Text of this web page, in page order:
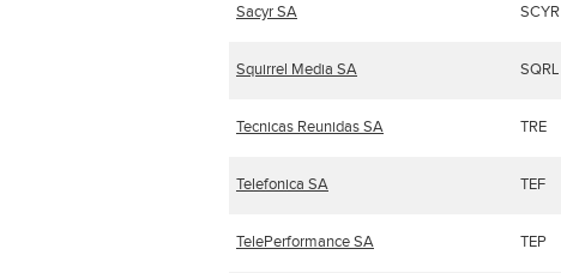
Sacyr SA SCYR
Squirrel Media SA SQRL
Tecnicas Reunidas SA TRE
Telefonica SA TEF
TelePerformance SA TEP